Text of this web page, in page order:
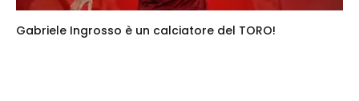
Gabriele Ingrosso è un calciatore del TORO!